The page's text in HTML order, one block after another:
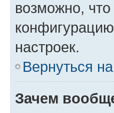
возможно,
настроек.
Вернуться
Зачем